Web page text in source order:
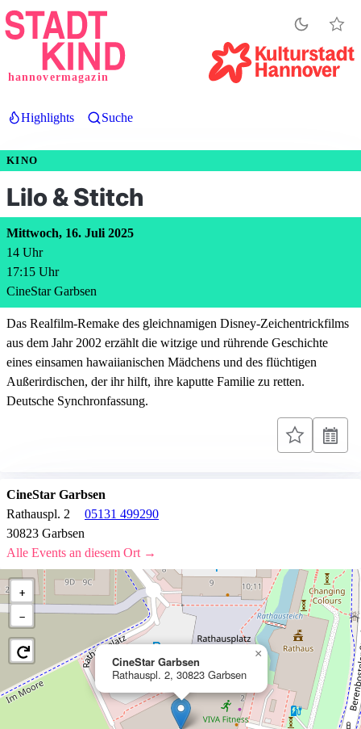
Direkt
zum
hannovermagazin
Highlights Suche
KINO
Lilo & Stitch
Mittwoch, 16. Juli 2025
14 Uhr
17:15 Uhr
CineStar Garbsen
Das Realfilm-Remake des gleichnamigen Disney-Zeichentrickfilms
aus dem Jahr 2002 erzählt die witzige und rührende Geschichte
eines einsamen hawaiianischen Mädchens und des flüchtigen
Außerirdischen, der ihr hilft, ihre kaputte Familie zu retten.
Deutsche Synchronfassung.
CineStar Garbsen
Rathauspl. 2
30823 Garbsen
05131 499290
Alle Events an diesem Ort →
CineStar Garbsen
Rathauspl. 2, 30823 Garbsen
×
+
−